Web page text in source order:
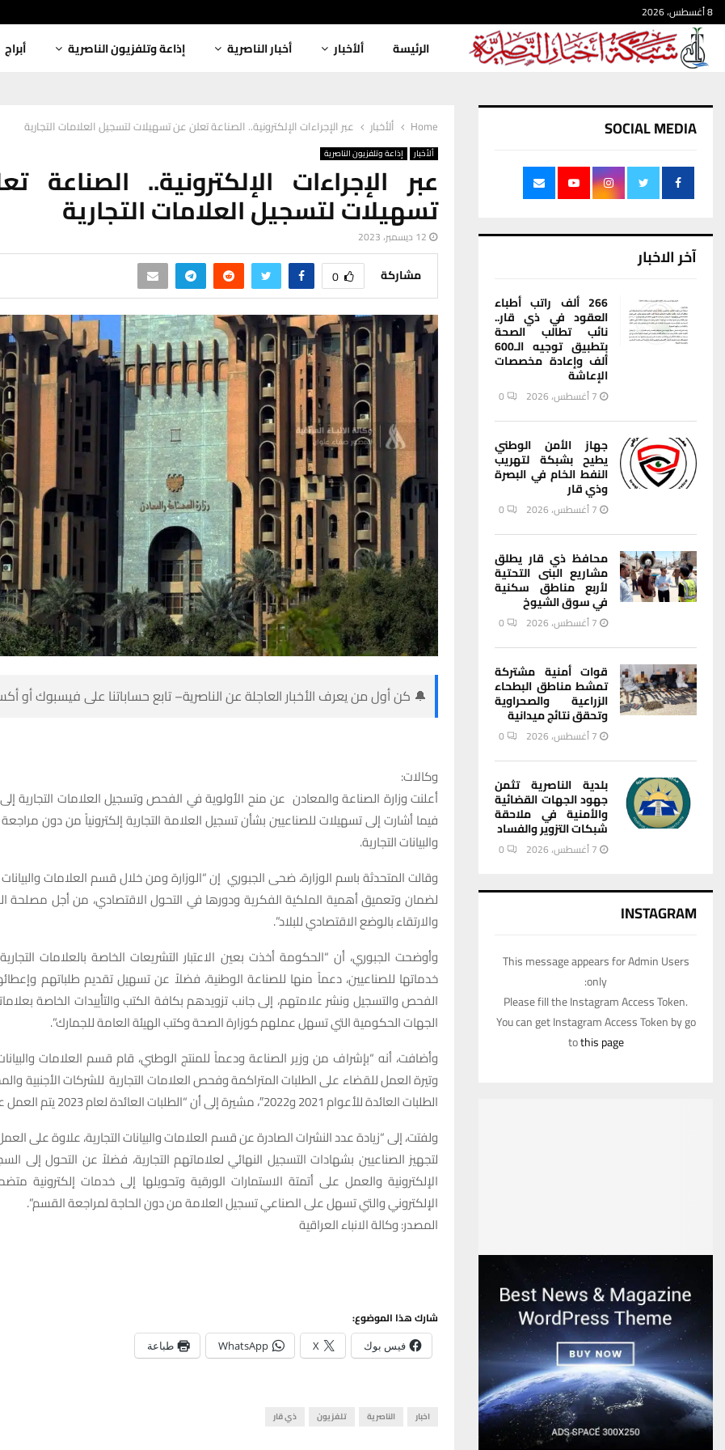
8 أغسطس، 2026
الرئيسة ألأخبار أخبار الناصرية إذاعة وتلفزيون الناصرية أبراج
Home ألأخبار عبر الإجراءات الإلكترونية.. الصناعة تعلن عن تسهيلات لتسجيل العلامات التجارية
ألأخبار إذاعة وتلفزيون الناصرية
عبر الإجراءات الإلكترونية.. الصناعة
تسهيلات لتسجيل العلامات التجارية
12 ديسمبر، 2023
مشاركة 0
🔔 كن أول من يعرف الأخبار العاجلة عن الناصرية– تابع حساباتنا على فيسبوك أو
وكالات:
أعلنت وزارة الصناعة والمعادن عن منح الأولوية في الفحص وتسجيل العلامات التجارية إلى
فيما أشارت إلى تسهيلات للصناعيين بشأن تسجيل العلامة التجارية إلكترونياً من دون
والبيانات التجارية.
وقالت المتحدثة باسم الوزارة، ضحى الجبوري إن “الوزارة ومن خلال قسم العلامات
لضمان وتعميق أهمية الملكية الفكرية ودورها في التحول الاقتصادي، من أجل مصلحة
والارتقاء بالوضع الاقتصادي للبلاد”.
وأوضحت الجبوري، أن “الحكومة أخذت بعين الاعتبار التشريعات الخاصة بالعلامات
خدماتها للصناعيين، دعماً منها للصناعة الوطنية، فضلاً عن تسهيل تقديم طلباتهم
الفحص والتسجيل ونشر علامتهم، إلى جانب تزويدهم بكافة الكتب والتأييدات الخاصة
الجهات الحكومية التي تسهل عملهم كوزارة الصحة وكتب الهيئة العامة للجمارك”.
وأضافت، أنه “بإشراف من وزير الصناعة ودعماً للمنتج الوطني، قام قسم العلامات والبيانات
وتيرة العمل للقضاء على الطلبات المتراكمة وفحص العلامات التجارية للشركات الأجنبية
الطلبات العائدة للأعوام 2021 و2022″، مشيرة إلى أن “الطلبات العائدة لعام 2023 يتم العمل على إنجازها”.
ولفتت، إلى “زيادة عدد النشرات الصادرة عن قسم العلامات والبيانات التجارية، علاوة على
لتجهيز الصناعيين بشهادات التسجيل النهائي لعلاماتهم التجارية، فضلاً عن التحول إلى
الإلكترونية والعمل على أتمتة الاستمارات الورقية وتحويلها إلى خدمات إلكترونية
الإلكتروني والتي تسهل على الصناعي تسجيل العلامة من دون الحاجة لمراجعة القسم”.
المصدر: وكالة الانباء العراقية
شارك هذا الموضوع:
فيس بوك X
WhatsApp طباعة
اخبار الناصرية تلفزيون ذي قار
SOCIAL MEDIA
آخر الاخبار
266 ألف راتب أطباء
العقود في ذي قار..
نائب تطالب الصحة
بتطبيق توجيه الـ600
ألف وإعادة مخصصات
الإعاشة
7 أغسطس، 2026 0
جهاز الأمن الوطني
يطيح بشبكة لتهريب
النفط الخام في البصرة
وذي قار
7 أغسطس، 2026 0
محافظ ذي قار يطلق
مشاريع البنى التحتية
لأربع مناطق سكنية
في سوق الشيوخ
7 أغسطس، 2026 0
قوات أمنية مشتركة
تمشط مناطق البطحاء
الزراعية والصحراوية
وتحقق نتائج ميدانية
7 أغسطس، 2026 0
بلدية الناصرية تثمن
جهود الجهات القضائية
والأمنية في ملاحقة
شبكات التزوير والفساد
7 أغسطس، 2026 0
INSTAGRAM
This message appears for Admin Users
only:
Please fill the Instagram Access Token.
You can get Instagram Access Token by go
tothis page